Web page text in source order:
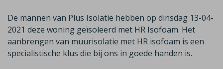
De mannen van Plus Isolatie hebben op dinsdag 13-04-
2021 deze woning geïsoleerd met HR Isofoam. Het
aanbrengen van muurisolatie met HR isofoam is een
specialistische klus die bij ons in goede handen is.